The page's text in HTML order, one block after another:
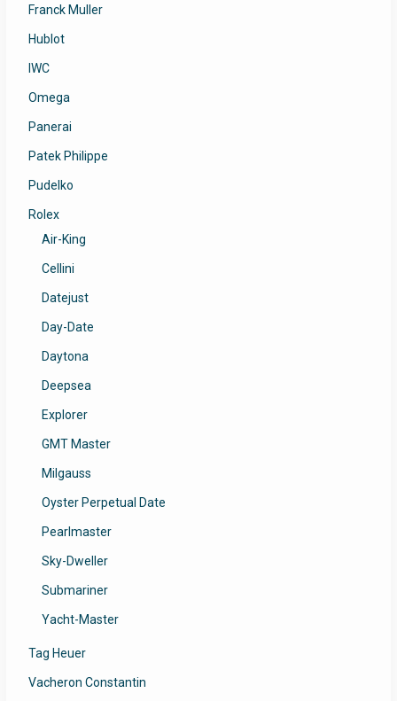
Franck Muller
Hublot
IWC
Omega
Panerai
Patek Philippe
Pudelko
Rolex
Air-King
Cellini
Datejust
Day-Date
Daytona
Deepsea
Explorer
GMT Master
Milgauss
Oyster Perpetual Date
Pearlmaster
Sky-Dweller
Submariner
Yacht-Master
Tag Heuer
Vacheron Constantin